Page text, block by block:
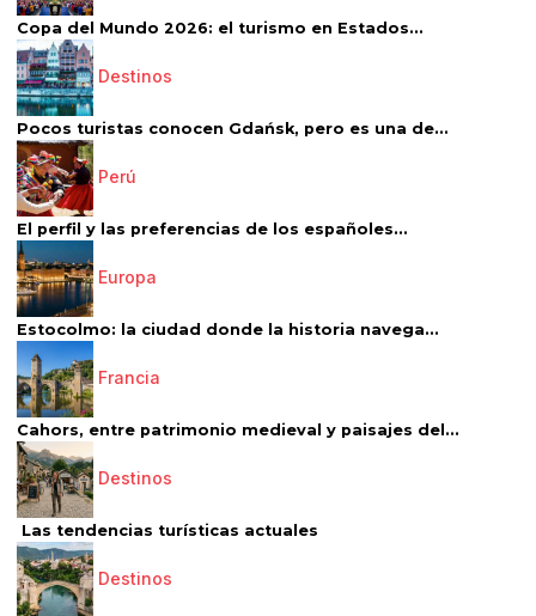
Copa del Mundo 2026: el turismo en Estados...
Destinos
Pocos turistas conocen Gdańsk, pero es una de...
Perú
El perfil y las preferencias de los españoles...
Europa
Estocolmo: la ciudad donde la historia navega...
Francia
Cahors, entre patrimonio medieval y paisajes del...
Destinos
Las tendencias turísticas actuales
Destinos